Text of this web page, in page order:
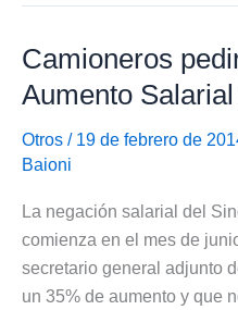
lunes
para
Acordar
Salario
2014
Camioneros
Aumento
Otros / 19 de febrero de
Baioni
La negación salarial del
comienza en el mes de
secretario general adjunto
un 35% de aumento y que